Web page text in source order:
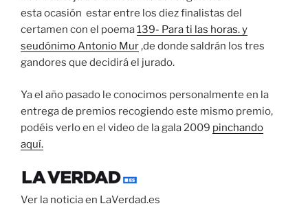
esta ocasión estar entre los diez finalistas del
certamen con el poema139- Para ti las horas. y
seudónimo Antonio Mur,de donde saldrán los tres
gandores que decidirá el jurado.
Ya el año pasado le conocimos personalmente en la
entrega de premios recogiendo este mismo premio,
podéis verlo en el video de la gala 2009 pinchando
aquí.
Ver la noticia en LaVerdad.es